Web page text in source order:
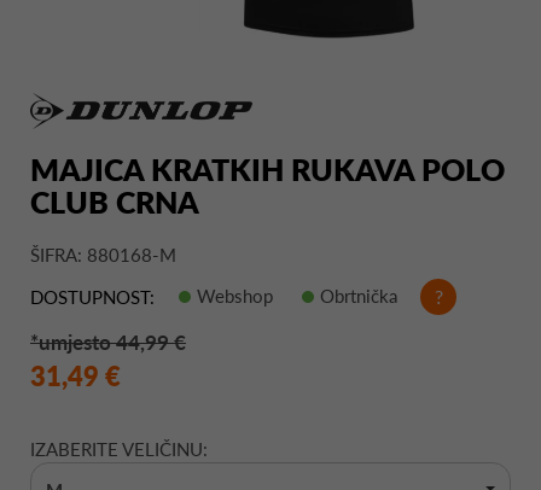
MAJICA KRATKIH RUKAVA POLO
CLUB CRNA
ŠIFRA: 880168-M
DOSTUPNOST:
Webshop Obrtnička ?
*umjesto 44,99 €
31,49 €
IZABERITE VELIČINU: